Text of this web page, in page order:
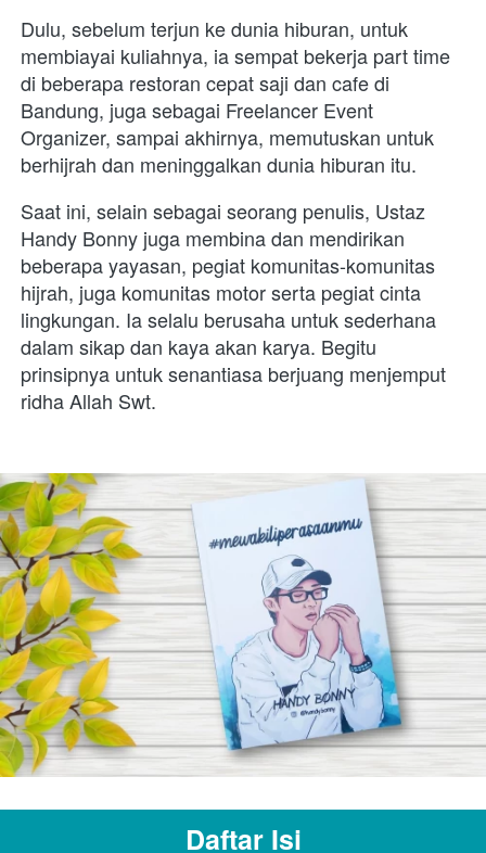
Dulu, sebelum terjun ke dunia hiburan, untuk
membiayai kuliahnya, ia sempat bekerja part time
di beberapa restoran cepat saji dan cafe di
Bandung, juga sebagai Freelancer Event
Organizer, sampai akhirnya, memutuskan untuk
berhijrah dan meninggalkan dunia hiburan itu.
Saat ini, selain sebagai seorang penulis, Ustaz
Handy Bonny juga membina dan mendirikan
beberapa yayasan, pegiat komunitas-komunitas
hijrah, juga komunitas motor serta pegiat cinta
lingkungan. Ia selalu berusaha untuk sederhana
dalam sikap dan kaya akan karya. Begitu
prinsipnya untuk senantiasa berjuang menjemput
ridha Allah Swt.
Daftar Isi